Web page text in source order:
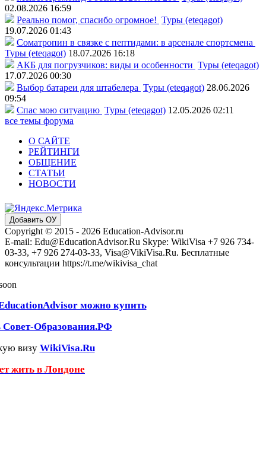
02.08.2026 16:59
Реально помог, спасибо огромное! Туры (eteqagot)
19.07.2026 01:43
Соматропин в связке с пептидами: в арсенале спортсмена
Туры (eteqagot) 18.07.2026 16:18
АКБ для погрузчиков: виды и особенности Туры (eteqagot)
17.07.2026 00:30
Выбор батареи для штабелера Туры (eteqagot) 28.06.2026
09:54
Спас мою ситуацию Туры (eteqagot) 12.05.2026 02:11
все темы форума
О САЙТЕ
РЕЙТИНГИ
ОБЩЕНИЕ
СТАТЬИ
НОВОСТИ
Добавить ОУ
Copyright © 2015 - 2026 Education-Advisor.ru
E-mail: Edu@EducationAdvisor.Ru Skype: WikiVisa +7 926 734-
03-33, +7 926 274-03-33, Visa@VikiVisa.Ru. Бесплатные
консультации https://t.me/wikivisa_chat
можно купить
Совет-Образования.РФ
визу WikiVisa.Ru
жить в Лондоне